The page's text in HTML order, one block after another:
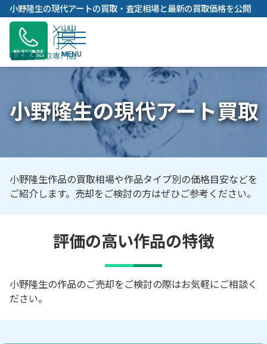
内
容
キ
小野隆生の現代アートの買取・査定相場と最新の買取価格を公開
無料通話
小野隆生の現代アート買取
小野隆生作品の買取相場や作品タイプ別の価格目安などを
ご紹介します。売却をご検討の方はぜひご参考ください。
評価の高い作品の特徴
小野隆生の作品のご売却をご検討の際はお気軽にご相談く
ださい。